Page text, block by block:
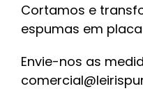
Cortamos e
espumas em
Envie-nos as